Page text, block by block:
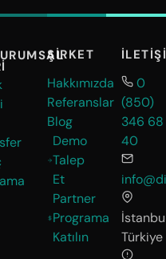
ŞIRKET
Hakkımızda
Referanslar
Blog
Demo
Talep
Et
Partner
Programa
Katılın
0
(850)
346 68
40
Türkiye